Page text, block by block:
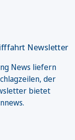
Newsletter
News liefern
der
bietet